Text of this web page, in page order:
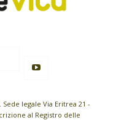
legale Via Eritrea 21 -
al Registro delle